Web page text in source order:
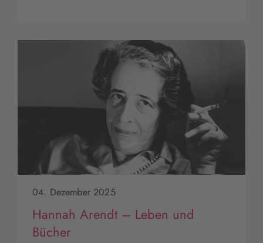
04. Dezember 2025
Hannah Arendt – Leben und
Bücher